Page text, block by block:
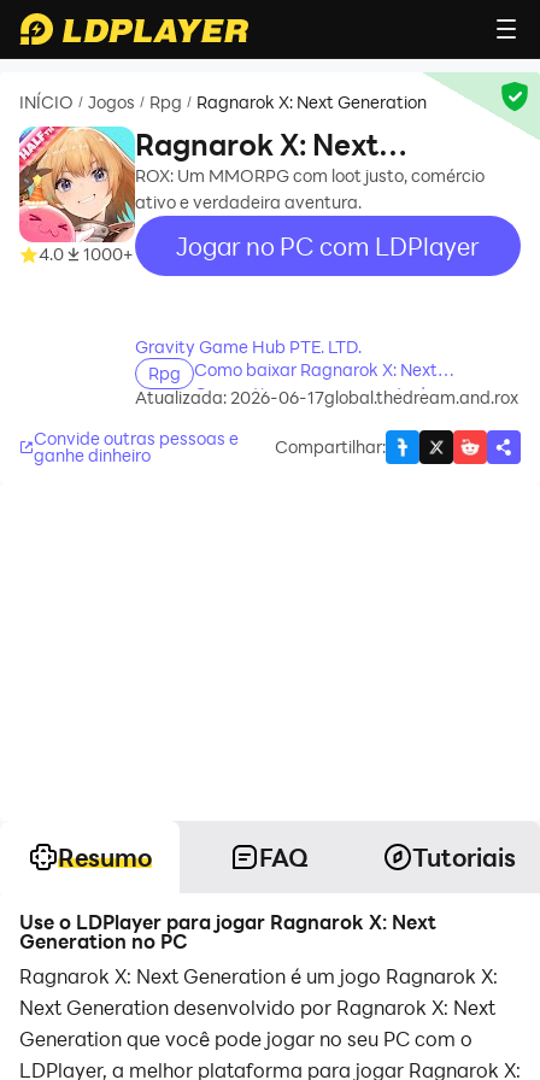
INÍCIO / Jogos / Rpg / Ragnarok X: Next Generation
4.0 1000+
Ragnarok X: Next
Generation
ROX: Um MMORPG com loot justo, comércio
ativo e verdadeira aventura.
Jogar no PC com LDPlayer
recommend
Gravity Game Hub PTE. LTD.
Rpg
Como baixar Ragnarok X: Next
Generation no seu computador
Atualizada: 2026-06-17global.thedream.and.rox
Convide outras pessoas e
ganhe dinheiro Compartilhar:
Resumo FAQ Tutoriais
Use o LDPlayer para jogar Ragnarok X: Next
Generation no PC
Ragnarok X: Next Generation é um jogo Ragnarok X:
Next Generation desenvolvido por Ragnarok X: Next
Generation que você pode jogar no seu PC com o
LDPlayer, a melhor plataforma para jogar Ragnarok X: